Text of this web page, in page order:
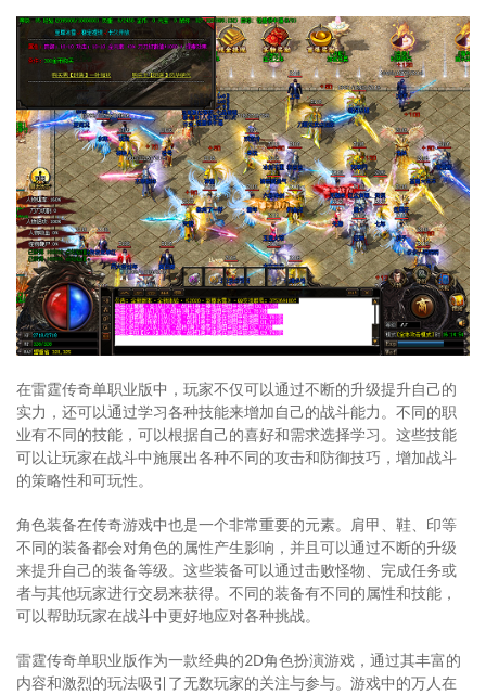
在雷霆传奇单职业版中，玩家不仅可以通过不断的升级提升自己的
实力，还可以通过学习各种技能来增加自己的战斗能力。不同的职
业有不同的技能，可以根据自己的喜好和需求选择学习。这些技能
可以让玩家在战斗中施展出各种不同的攻击和防御技巧，增加战斗
的策略性和可玩性。
角色装备在传奇游戏中也是一个非常重要的元素。肩甲、鞋、印等
不同的装备都会对角色的属性产生影响，并且可以通过不断的升级
来提升自己的装备等级。这些装备可以通过击败怪物、完成任务或
者与其他玩家进行交易来获得。不同的装备有不同的属性和技能，
可以帮助玩家在战斗中更好地应对各种挑战。
雷霆传奇单职业版作为一款经典的2D角色扮演游戏，通过其丰富的
内容和激烈的玩法吸引了无数玩家的关注与参与。游戏中的万人在